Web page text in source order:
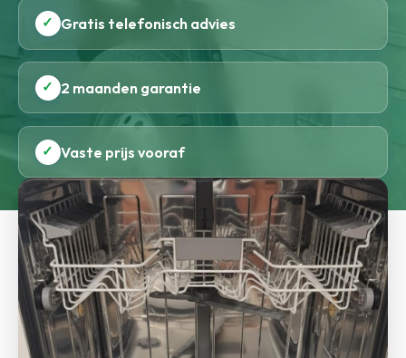
✓ Gratis telefonisch advies
✓ 2 maanden garantie
✓ Vaste prijs vooraf